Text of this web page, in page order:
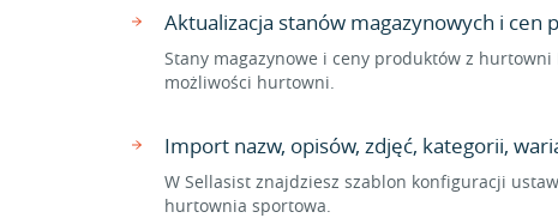
Aktualizacja stanów magazynowych i
Stany magazynowe i ceny produktów z
możliwości hurtowni.
Import nazw, opisów, zdjęć, kategorii,
W Sellasist znajdziesz szablon konfiguracji
hurtownia sportowa.